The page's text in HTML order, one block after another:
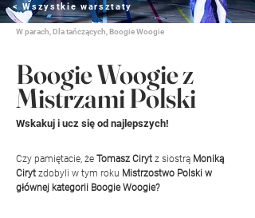
< Wszystkie warsztaty
W parach, Dla tańczących, Boogie Woogie
Boogie Woogie z
Mistrzami Polski
Wskakuj i ucz się od najlepszych!
Czy pamiętacie, że Tomasz Ciryt z siostrą Moniką
Ciryt zdobyli w tym roku Mistrzostwo Polski w
głównej kategorii Boogie Woogie?